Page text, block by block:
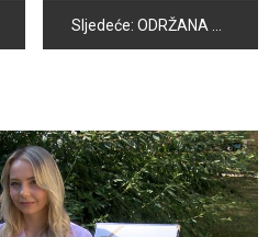
Sljedeće: ODRŽANA GODIŠNJA SKUPŠTINA ULO “LANE” VOGOŠĆA